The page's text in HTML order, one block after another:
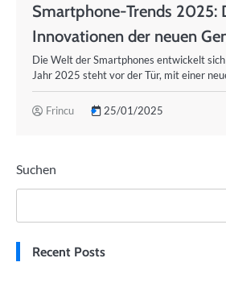
Smartphone-Trends 2025:
Innovationen der neuen
Die Welt der Smartphones entwickelt
Jahr 2025 steht vor der Tür, mit einer
Frincu 25/01/2025
Suchen
Recent Posts